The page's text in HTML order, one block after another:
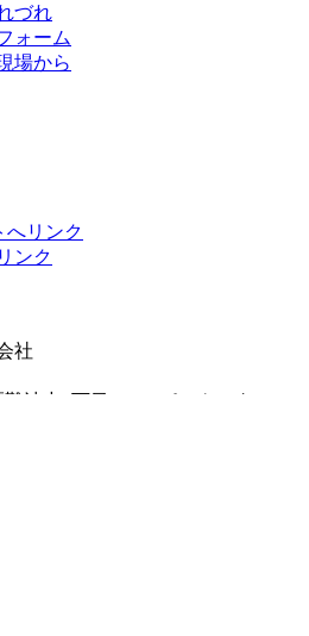
づれ
ォーム
場から
社
波中2丁目10-70
パークスタワー